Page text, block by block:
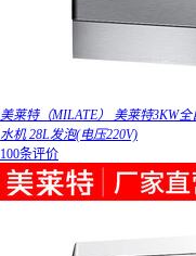
美莱特（MILATE） 美莱特3KW
水机 28L发泡(电压220V)
100条评价